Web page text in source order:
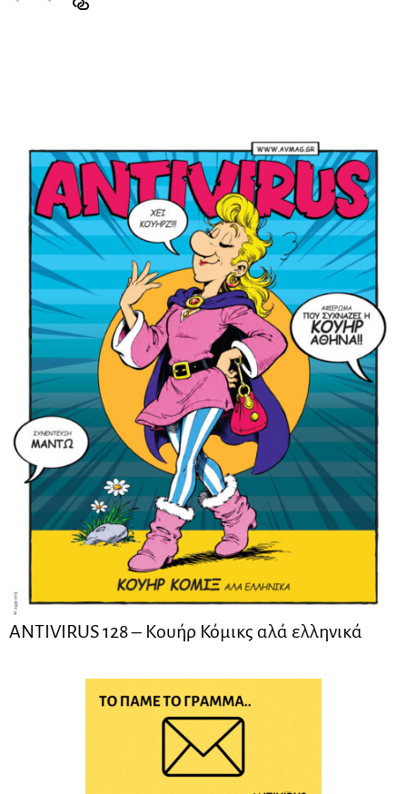
ANTIVIRUS 128 – Kουήρ Κόμικς αλά ελληνικά